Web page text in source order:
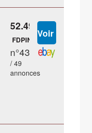
52.49 €
FDPIN
n°43
/ 49
annonces